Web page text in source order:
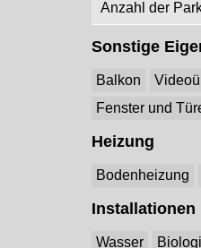
Anzahl der
Sonstige
Balkon
Fenster und
Heizung
Bodenheizung
Installationen
Wasser